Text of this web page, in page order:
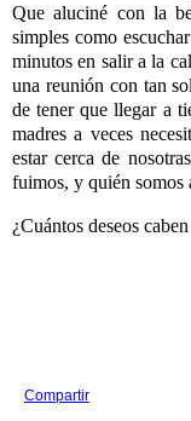
Que aluciné con la
simples como
minutos en salir a la
una reunión con tan
de tener que llegar a
madres a veces
estar cerca de
fuimos, y quién somos
¿Cuántos deseos
Compartir